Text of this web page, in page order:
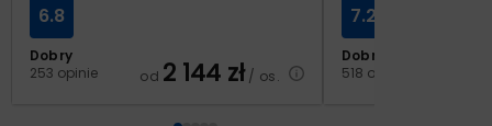
Dobry
253 opinie
6.8
od 2 144 zł/ os.
Dobry
518 opinii
7.2